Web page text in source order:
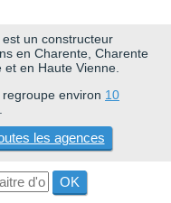
est un constructeur
en Charente, Charente
en Haute Vienne.
environ 10
les agences
OK